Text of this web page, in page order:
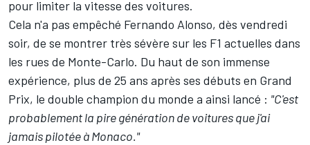
pour limiter la vitesse des voitures.
Cela n'a pas empêché Fernando Alonso, dès vendredi
soir, de se montrer très sévère sur les F1 actuelles dans
les rues de Monte-Carlo. Du haut de son immense
expérience, plus de 25 ans après ses débuts en Grand
Prix, le double champion du monde a ainsi lancé : "C'est
probablement la pire génération de voitures que j'ai
jamais pilotée à Monaco."